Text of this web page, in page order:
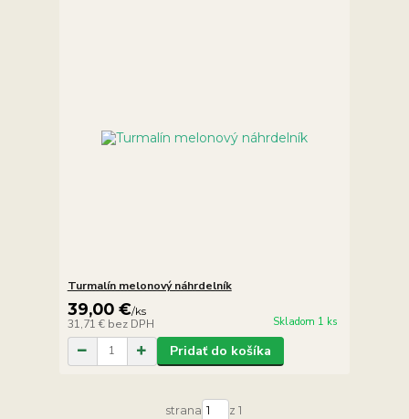
Turmalín melonový náhrdelník
39,00 €/ks
31,71 € bez DPH Skladom 1 ks
Pridať do košíka
strana z 1